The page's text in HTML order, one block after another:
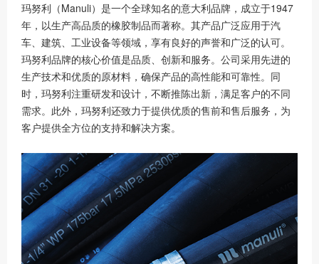
玛努利（Manuli）是一个全球知名的意大利品牌，成立于1947
年，以生产高品质的橡胶制品而著称。其产品广泛应用于汽
车、建筑、工业设备等领域，享有良好的声誉和广泛的认可。
玛努利品牌的核心价值是品质、创新和服务。公司采用先进的
生产技术和优质的原材料，确保产品的高性能和可靠性。同
时，玛努利注重研发和设计，不断推陈出新，满足客户的不同
需求。此外，玛努利还致力于提供优质的售前和售后服务，为
客户提供全方位的支持和解决方案。